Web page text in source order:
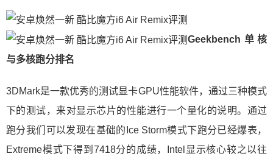
Geekbench单核
与多核跑分排名
3DMark是一款优秀的测试显卡GPU性能软件，通过三种模式
下的测试，来对显示芯片的性能进行一个量化的说明。通过
跑分我们可以发现在基础的Ice Storm模式下跑分已经爆表，
Extreme模式下得到7418分的成绩，Intel显示核心较之以往